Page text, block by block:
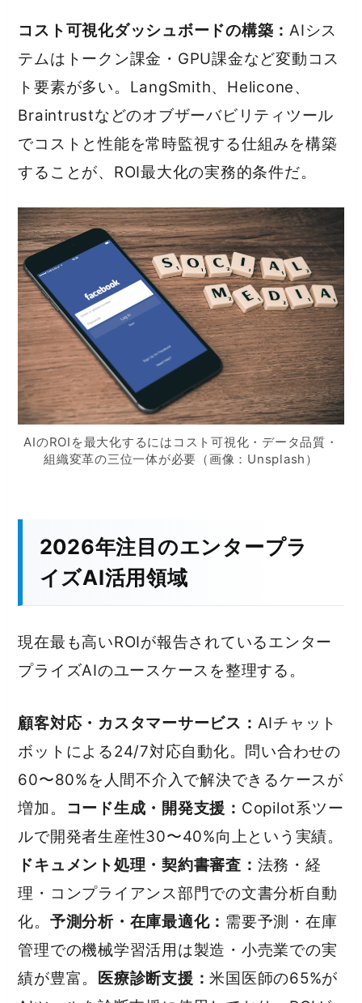
コスト可視化ダッシュボードの構築：AIシス
テムはトークン課金・GPU課金など変動コス
ト要素が多い。LangSmith、Helicone、
Braintrustなどのオブザーバビリティツール
でコストと性能を常時監視する仕組みを構築
することが、ROI最大化の実務的条件だ。
AIのROIを最大化するにはコスト可視化・データ品質・
組織変革の三位一体が必要（画像：Unsplash）
2026年注目のエンタープラ
イズAI活用領域
現在最も高いROIが報告されているエンター
プライズAIのユースケースを整理する。
顧客対応・カスタマーサービス： AIチャット
ボットによる24/7対応自動化。問い合わせの
60〜80%を人間不介入で解決できるケースが
増加。
コード生成・開発支援： Copilot系ツー
ルで開発者生産性30〜40%向上という実績。
ドキュメント処理・契約書審査： 法務・経
理・コンプライアンス部門での文書分析自動
化。 予測分析・在庫最適化： 需要予測・在庫
管理での機械学習活用は製造・小売業での実
績が豊富。
医療診断支援：米国医師の65%が